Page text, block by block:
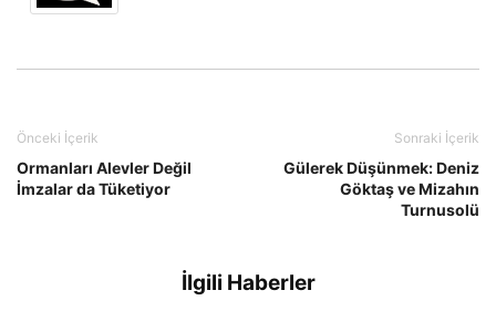
Önceki İçerik
Ormanları Alevler Değil
İmzalar da Tüketiyor
Sonraki İçerik
Gülerek Düşünmek: Deniz
Göktaş ve Mizahın
Turnusolü
İlgili Haberler